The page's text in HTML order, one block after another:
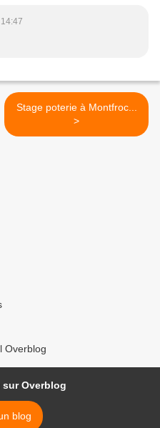
Stage poterie à Montfroc...
>
Overblog
Overblog
blog